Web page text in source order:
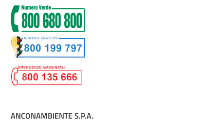
ANCONAMBIENTE S.P.A.